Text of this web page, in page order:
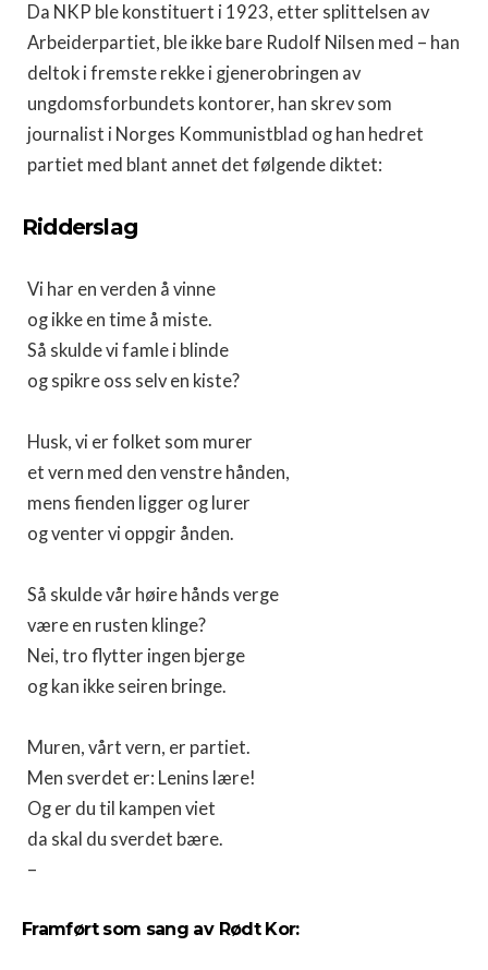
Da NKP ble konstituert i 1923, etter splittelsen av
Arbeiderpartiet, ble ikke bare Rudolf Nilsen med – han
deltok i fremste rekke i gjenerobringen av
ungdomsforbundets kontorer, han skrev som
journalist i Norges Kommunistblad og han hedret
partiet med blant annet det følgende diktet:
Ridderslag
Vi har en verden å vinne
og ikke en time å miste.
Så skulde vi famle i blinde
og spikre oss selv en kiste?
Husk, vi er folket som murer
et vern med den venstre hånden,
mens fienden ligger og lurer
og venter vi oppgir ånden.
Så skulde vår høire hånds verge
være en rusten klinge?
Nei, tro flytter ingen bjerge
og kan ikke seiren bringe.
Muren, vårt vern, er partiet.
Men sverdet er: Lenins lære!
Og er du til kampen viet
da skal du sverdet bære.
–
Framført som sang av Rødt Kor: